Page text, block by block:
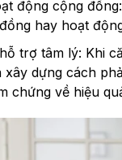
động cộng
hay hoạt
trợ tâm lý: Khi
xây dựng cách
chứng về hiệu